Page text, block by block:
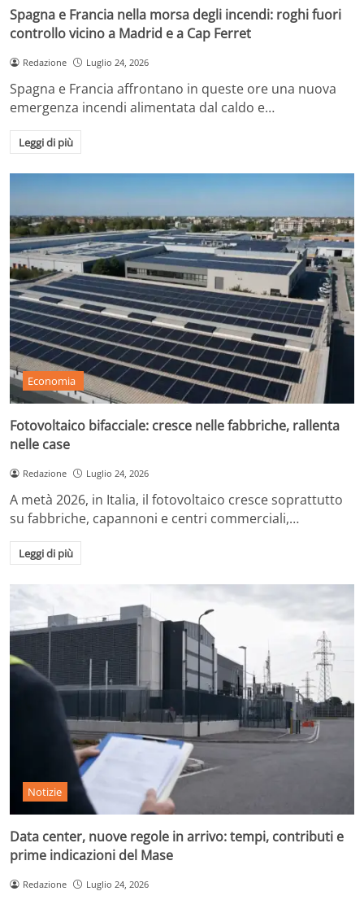
Spagna e Francia nella morsa degli incendi: roghi fuori
controllo vicino a Madrid e a Cap Ferret
Redazione Luglio 24, 2026
Spagna e Francia affrontano in queste ore una nuova
emergenza incendi alimentata dal caldo e…
Leggi di più
Economia
Fotovoltaico bifacciale: cresce nelle fabbriche, rallenta
nelle case
Redazione Luglio 24, 2026
A metà 2026, in Italia, il fotovoltaico cresce soprattutto
su fabbriche, capannoni e centri commerciali,…
Leggi di più
Notizie
Data center, nuove regole in arrivo: tempi, contributi e
prime indicazioni del Mase
Redazione Luglio 24, 2026